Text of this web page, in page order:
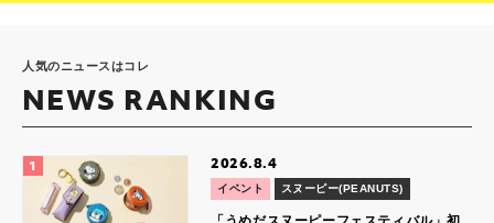
人気のニュースはコレ
NEWS RANKING
2026.8.4
イベント スヌーピー(PEANUTS)